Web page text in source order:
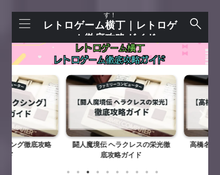
す！
レトロゲーム横丁｜レトロゲ
ーム徹底攻略ガイド
グ徹底攻略
闘人魔境伝 ヘラクレスの栄光徹
底攻略ガイド
高橋名人の